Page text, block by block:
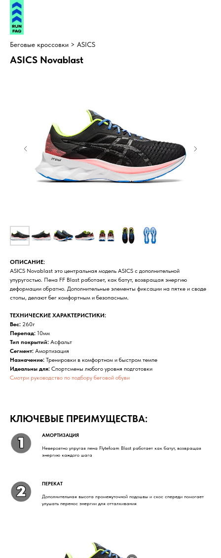
Беговые кроссовки > ASICS
ASICS Novablast
ОПИСАНИЕ:
ASICS Novablast это центральная модель ASICS с дополнительной
упуругостью. Пена FF Blast работает, как батут, возвращая энергию
деформации обратно. Дополнительные элементы фиксации на пятке и своде
стопы, делают бег комфортным и безопасным.
ТЕХНИЧЕСКИЕ ХАРАКТЕРИСТИКИ:
Вес: 260г
Перепад: 10мм
Тип покрытий: Асфальт
Сегмент: Амортизация
Назначение: Тренировки в комфортном и быстром темпе
Идеальны для: Спортсмены любого уровня подготовки
Смотри руководство по подбору беговой обуви
КЛЮЧЕВЫЕ ПРЕИМУЩЕСТВА:
АМОРТИЗАЦИЯ
Невероятно упругая пена Flytefoam Blast работает как батут, возвращая
энергию каждого шага
ПЕРЕКАТ
Дополнительная высота промежуточной подошвы и скос спереди помогает
улушать перенос энергии для отталкивания